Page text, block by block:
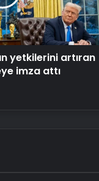
yetkilerini artıran
imza attı